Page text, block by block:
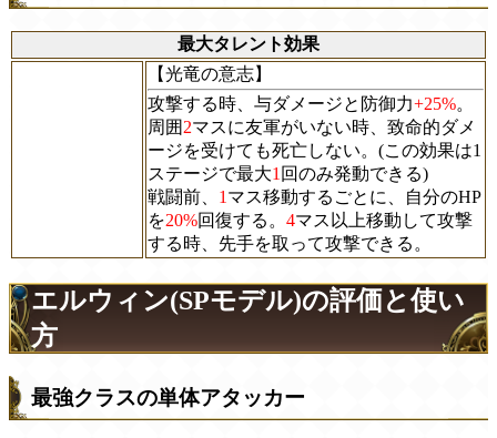
最大タレント効果
【光竜の意志】
攻撃する時、与ダメージと防御力+25%。
周囲2マスに友軍がいない時、致命的ダメ
ージを受けても死亡しない。(この効果は1
ステージで最大1回のみ発動できる)
戦闘前、 1マス移動するごとに、自分のHP
を20%回復する。 4マス以上移動して攻撃
する時、先手を取って攻撃できる。
エルウィン(SPモデル)の評価と使い
方
最強クラスの単体アタッカー